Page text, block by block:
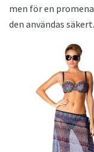
men för en
den användas säkert.